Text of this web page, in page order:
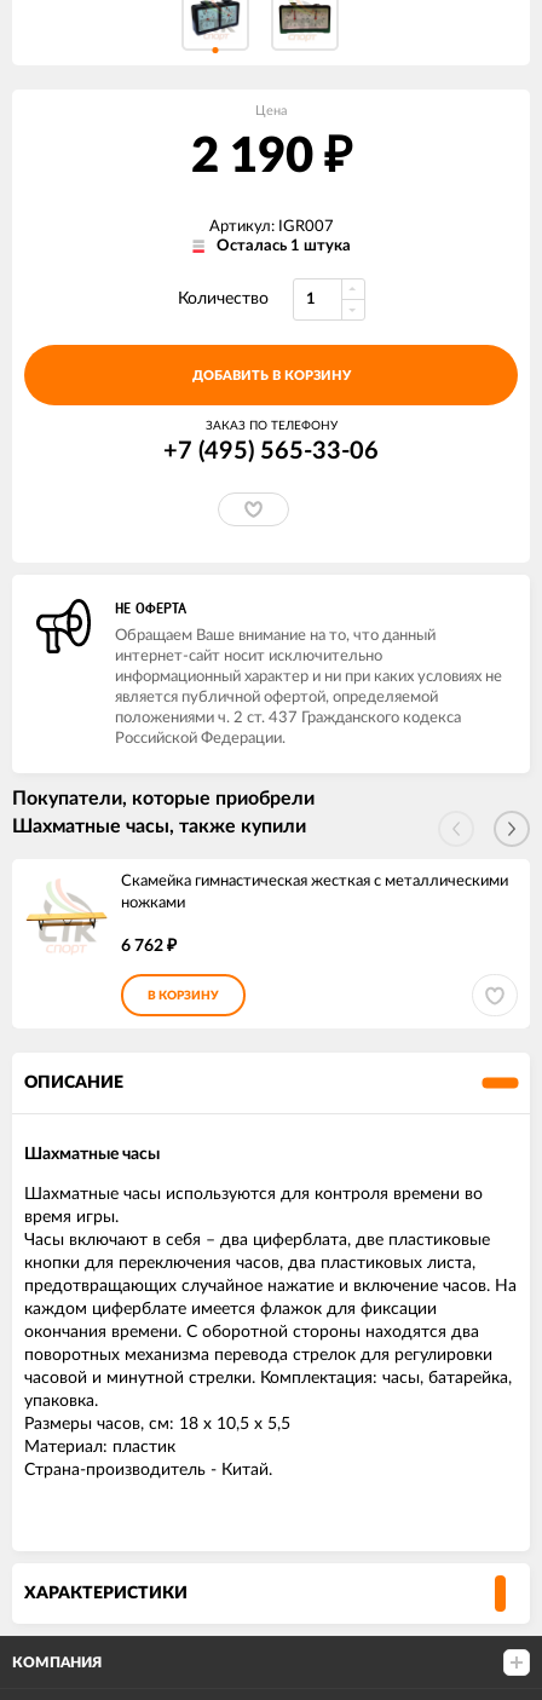
Цена
2 190 ₽
Артикул: IGR007
Осталась 1 штука
Количество
ДОБАВИТЬ В КОРЗИНУ
ЗАКАЗ ПО ТЕЛЕФОНУ
+7 (495) 565-33-06
НЕ ОФЕРТА
Обращаем Ваше внимание на то, что данный
интернет-сайт носит исключительно
информационный характер и ни при каких условиях не
является публичной офертой, определяемой
положениями ч. 2 ст. 437 Гражданского кодекса
Российской Федерации.
Покупатели, которые приобрели
Шахматные часы, также купили
Скамейка гимнастическая жесткая с металлическими
ножками
6 762 ₽
В КОРЗИНУ
ОПИСАНИЕ
Шахматные часы
Шахматные часы используются для контроля времени во
время игры.
Часы включают в себя – два циферблата, две пластиковые
кнопки для переключения часов, два пластиковых листа,
предотвращающих случайное нажатие и включение часов. На
каждом циферблате имеется флажок для фиксации
окончания времени. С оборотной стороны находятся два
поворотных механизма перевода стрелок для регулировки
часовой и минутной стрелки. Комплектация: часы, батарейка,
упаковка.
Размеры часов, см: 18 x 10,5 x 5,5
Материал: пластик
Страна-производитель - Китай.
ХАРАКТЕРИСТИКИ
КОМПАНИЯ